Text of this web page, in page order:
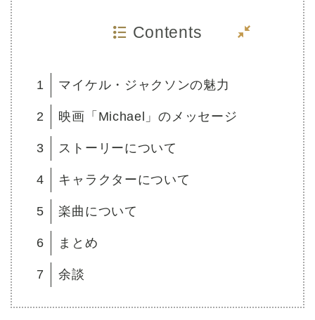
Contents
1 マイケル・ジャクソンの魅力
2 映画「Michael」のメッセージ
3 ストーリーについて
4 キャラクターについて
5 楽曲について
6 まとめ
7 余談